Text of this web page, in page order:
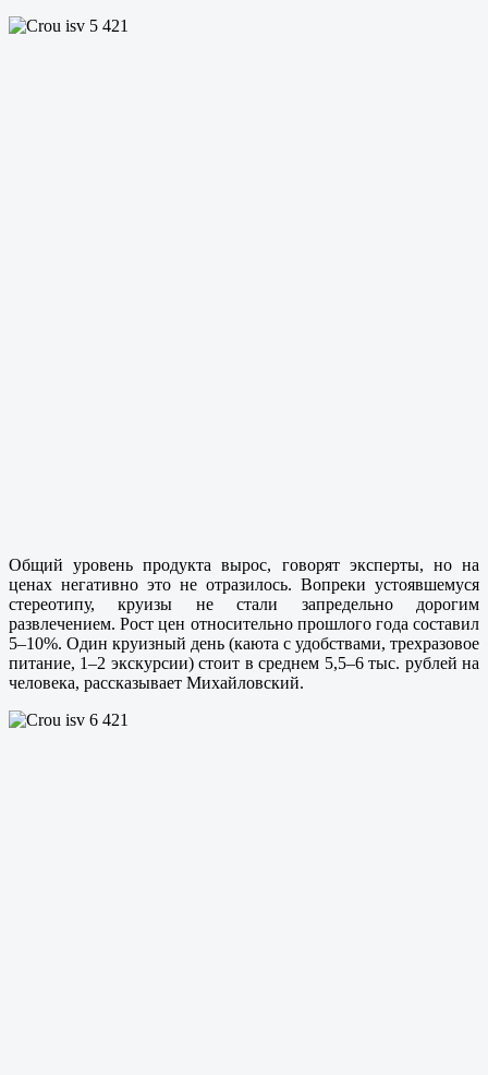
Общий уровень продукта вырос, говорят эксперты, но на
ценах негативно это не отразилось. Вопреки устоявшемуся
стереотипу, круизы не стали запредельно дорогим
развлечением. Рост цен относительно прошлого года составил
5–10%. Один круизный день (каюта с удобствами, трехразовое
питание, 1–2 экскурсии) стоит в среднем 5,5–6 тыс. рублей на
человека, рассказывает Михайловский.